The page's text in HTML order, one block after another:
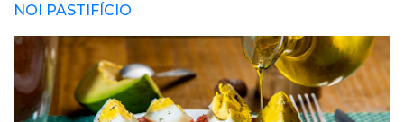
NOI PASTIFÍCIO